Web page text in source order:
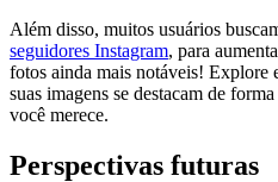
Além disso, muitos usuários
seguidores Instagram, para
fotos⁣ ainda​ mais notáveis!‍ Explore
suas imagens se destacam⁣ de‍
você merece.
Perspectivas futuras